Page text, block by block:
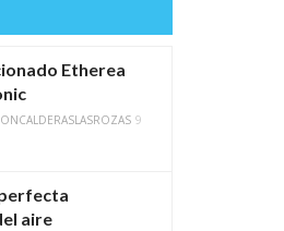
Etherea
9
aire